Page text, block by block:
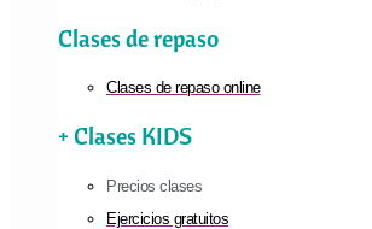
Clases de repaso
Clases de repaso online
+ Clases KIDS
Precios clases
Ejercicios gratuitos